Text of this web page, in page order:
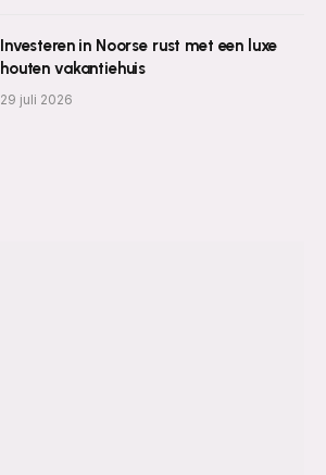
Investeren in Noorse rust met een luxe
houten vakantiehuis
29 juli 2026